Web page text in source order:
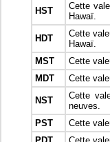
HST
Cette
Hawaï.
HDT
Cette
Hawaï.
MST
Cette
MDT
Cette
NST
Cette
neuves.
PST
Cette